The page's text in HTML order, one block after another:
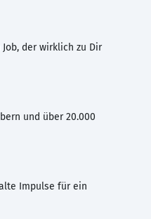
der wirklich zu Dir
und über 20.000
Impulse für ein